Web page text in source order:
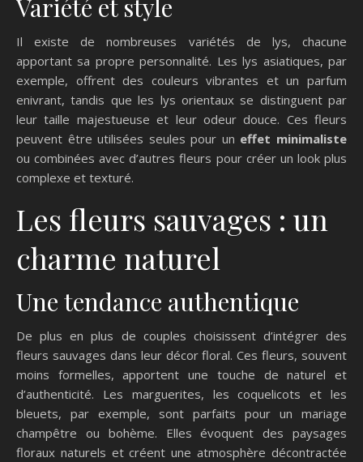
Variété et style
Il existe de nombreuses variétés de lys, chacune
apportant sa propre personnalité. Les lys asiatiques, par
exemple, offrent des couleurs vibrantes et un parfum
enivrant, tandis que les lys orientaux se distinguent par
leur taille majestueuse et leur odeur douce. Ces fleurs
peuvent être utilisées seules pour un effet minimaliste
ou combinées avec d’autres fleurs pour créer un look plus
complexe et texturé.
Les fleurs sauvages : un
charme naturel
Une tendance authentique
De plus en plus de couples choisissent d’intégrer des
fleurs sauvages dans leur décor floral. Ces fleurs, souvent
moins formelles, apportent une touche de naturel et
d’authenticité. Les marguerites, les coquelicots et les
bleuets, par exemple, sont parfaits pour un mariage
champêtre ou bohème. Elles évoquent des paysages
floraux naturels et créent une atmosphère décontractée